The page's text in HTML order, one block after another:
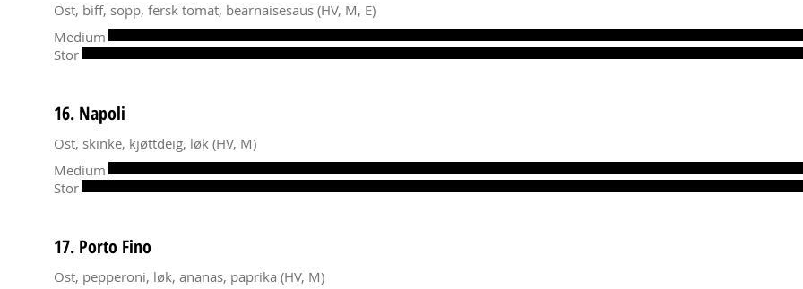
Ost, biff, sopp, fersk tomat, bearnaisesaus (HV, M, E)
Medium
Stor
16. Napoli
Ost, skinke, kjøttdeig, løk (HV, M)
Medium
Stor
17. Porto Fino
Ost, pepperoni, løk, ananas, paprika (HV, M)